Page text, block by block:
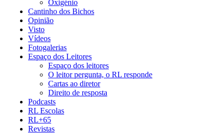
Oxigénio
Cantinho dos Bichos
Opinião
Visto
Vídeos
Fotogalerias
Espaço dos Leitores
Espaço dos leitores
O leitor pergunta, o RL responde
Cartas ao diretor
Direito de resposta
Podcasts
RL Escolas
RL+65
Revistas